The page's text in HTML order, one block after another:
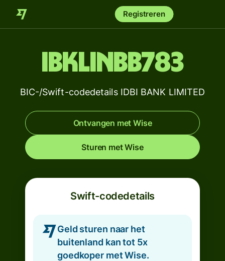
Registreren
IBKLINBB783
BIC-/Swift-codedetails IDBI BANK LIMITED
Ontvangen met Wise
Sturen met Wise
Swift-codedetails
Geld sturen naar het
buitenland kan tot 5x
goedkoper met Wise.